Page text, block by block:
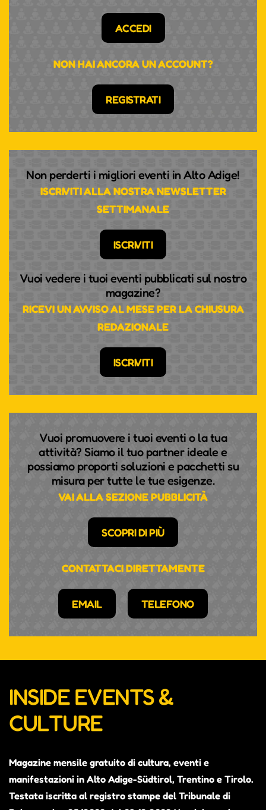
ACCEDI
NON HAI ANCORA UN ACCOUNT?
REGISTRATI
Non perderti i migliori eventi in Alto Adige!
ISCRIVITI ALLA NOSTRA NEWSLETTER
SETTIMANALE
ISCRIVITI
Vuoi vedere i tuoi eventi pubblicati sul nostro
magazine?
RICEVI UN AVVISO AL MESE PER LA CHIUSURA
REDAZIONALE
ISCRIVITI
Vuoi promuovere i tuoi eventi o la tua
attività? Siamo il tuo partner ideale e
possiamo proporti soluzioni e pacchetti su
misura per tutte le tue esigenze.
VAI ALLA SEZIONE PUBBLICITÀ
SCOPRI DI PIÙ
CONTATTACI DIRETTAMENTE
EMAIL TELEFONO
INSIDE EVENTS &
CULTURE
Magazine mensile gratuito di cultura, eventi e
manifestazioni in Alto Adige-Südtirol, Trentino e Tirolo.
Testata iscritta al registro stampe del Tribunale di